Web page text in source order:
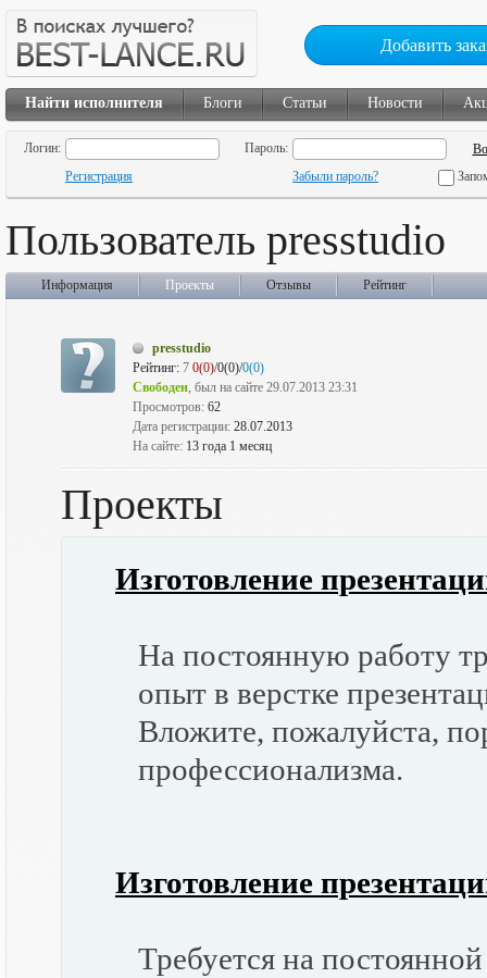
Добавить
Найти исполнителя Блоги Статьи Новости
Логин:
Пароль:
Регистрация
Забыли пароль?
Пользователь presstudio
Информация Проекты Отзывы Рейтинг
presstudio
Рейтинг: 7 0(0)/0(0)/0(0)
Свободен, был на сайте 29.07.2013 23:31
Просмотров: 62
Дата регистрации: 28.07.2013
На сайте: 13 года 1 месяц
Проекты
Изготовление
На постоянную работу
опыт в верстке
Вложите, пожалуйста,
профессионализма.
Изготовление
Требуется на